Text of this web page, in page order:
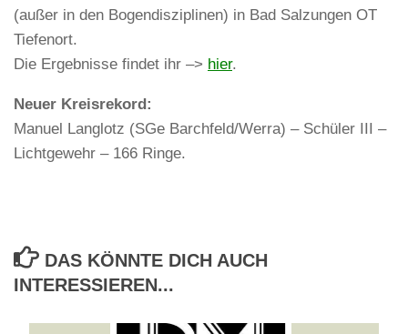
(außer in den Bogendisziplinen) in Bad Salzungen OT
Tiefenort.
Die Ergebnisse findet ihr –> hier.
Neuer Kreisrekord:
Manuel Langlotz (SGe Barchfeld/Werra) – Schüler III –
Lichtgewehr – 166 Ringe.
DAS KÖNNTE DICH AUCH
INTERESSIEREN...